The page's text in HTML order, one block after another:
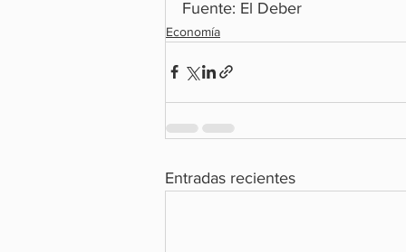
Fuente: El Deber
Economía
Entradas recientes